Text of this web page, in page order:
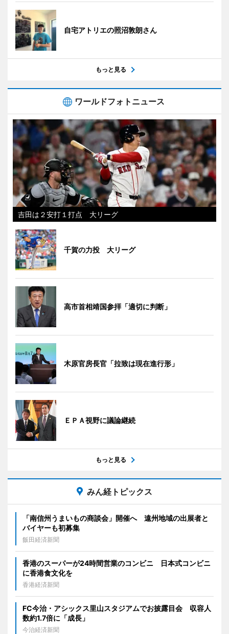
自宅アトリエの照沼敦朗さん
もっと見る
ワールドフォトニュース
吉田は２安打１打点 大リーグ
千賀の力投 大リーグ
高市首相靖国参拝「適切に判断」
木原官房長官「拉致は現在進行形」
ＥＰＡ視野に議論継続
もっと見る
みん経トピックス
「南信州うまいもの商談会」開催へ 遠州地域の出展者と
バイヤーも初募集
飯田経済新聞
香港のスーパーが24時間営業のコンビニ 日本式コンビニ
に香港食文化を
香港経済新聞
FC今治・アシックス里山スタジアムでお披露目会 収容人
数約1.7倍に「成長」
今治経済新聞